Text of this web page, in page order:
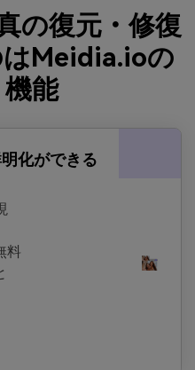
の復元・修復
Meidia.ioの
機能
化ができる
料